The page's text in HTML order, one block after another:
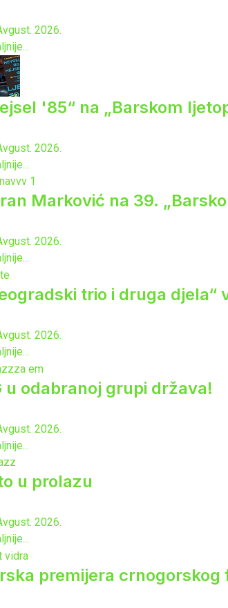
2026.
'85“ na „Barskom
2026.
Marković na 39.
2026.
trio i druga djela“
2026.
u odabranoj grupi država!
2026.
u prolazu
2026.
premijera crnogorskog